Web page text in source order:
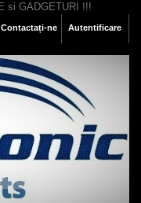
Autentificare
Contactați-ne